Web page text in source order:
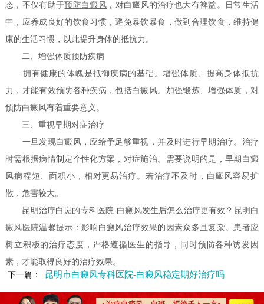
态，不仅有助于预防白癜风 ，对白癜风的治疗也大有裨益。日常生活
中，应养成良好的饮食习惯，避免暴饮暴食，做到合理饮食，维持健
康的生活习惯，以此提升身体的抵抗力。
二、增强体质预防疾病
拥有健康的体魄是抵御疾病的基础。增强体质、提高身体抵抗
力，才能有效预防各种疾病，包括白癜风。加强锻炼、增强体质，对
预防白癜风有着重要意义。
三、重视早期对症治疗
一旦发现白癜风，应给予足够重视，并及时进行早期治疗。治疗
时需根据病情制定个性化方案，对症施治。需要说明的是，早期白癜
风病程短、面积小，相对更易治疗。若治疗不及时，白癜风容易扩
散，危害较大。
昆明治疗白斑的专科医院-白癜风发生后怎么治疗更有效？ 昆明白
癜风医院温馨提示：影响白癜风治疗效果的因素众多且复杂。患者应
树立积极的治疗态度，严格遵循医生的指导，同时预防各种诱发因
素，才能取得良好的治疗效果。
下一篇：
昆明市白癜风专科医院-白癜风稳定期好治疗吗